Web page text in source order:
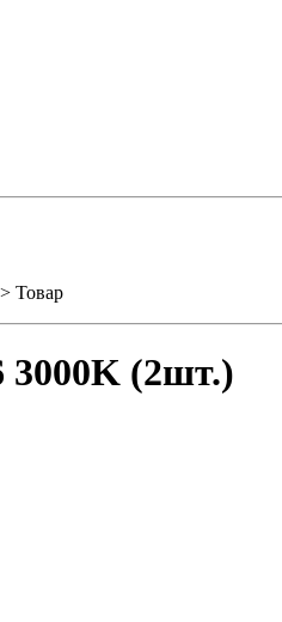
> Товар
3000K (2шт.)